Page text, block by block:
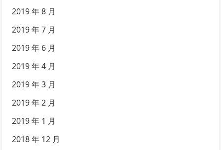
2019 年 8 月
2019 年 7 月
2019 年 6 月
2019 年 4 月
2019 年 3 月
2019 年 2 月
2019 年 1 月
2018 年 12 月